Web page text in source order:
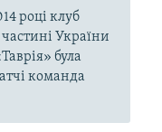
році клуб
України
була
команда